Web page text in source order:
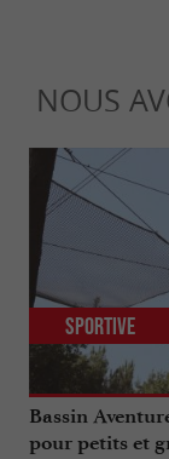
NOUS
Bassin
pour petits et
Sportive